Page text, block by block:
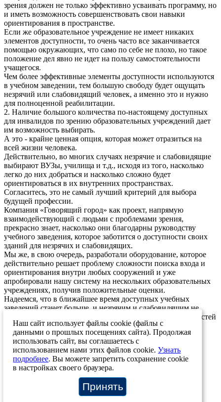
зрения должен не только эффективно усваивать программу, но
и иметь возможность совершенствовать свои навыки
ориентирования в пространстве.
Если же образовательное учреждение не имеет никаких
элементов доступности, то очень часто все заканчивается
помощью окружающих, что само по себе не плохо, но такое
положение дел явно не идет на пользу самостоятельности
учащегося.
Чем более эффективные элементы доступности используются
в учебном заведении, тем большую свободу будет ощущать
незрячий или слабовидящий человек, а именно это и нужно
для полноценной реабилитации.
2. Наличие большого количества по-настоящему доступных
для инвалидов по зрению образовательных учреждений дает
им возможность выбирать.
А это - крайне ценная опция, которая может отразиться на
всей жизни человека.
Действительно, во многих случаях незрячие и слабовидящие
выбирают ВУЗы, училища и т.д., исходя из того, насколько
легко до них добраться и насколько сложно будет
ориентироваться в их внутренних пространствах.
Согласитесь, это не самый лучший критерий для выбора
будущей профессии.
Компания «Говорящий город» как проект, напрямую
взаимодействующий с людьми с проблемами зрения,
прекрасно знает, насколько они благодарны руководству
учебного заведения, которое заботится о доступности своих
зданий для незрячих и слабовидящих.
Мы же, в свою очередь, разработали оборудование, которое
действительно решает проблему сложности поиска входа и
ориентирования внутри любых сооружений и уже
апробировали нашу систему на нескольких образовательных
учреждениях, получив положительные оценки.
Надеемся, что в ближайшее время доступных учебных
заведений станет больше, и незрячим и слабовидящим не
придется выбирать училище или ВУЗ, исходя из особенностей
архитектуры их корпусов.
15.11.2021
Возврат к списку
Наш сайт использует файлы cookie (файлы с
данными о прошлых посещениях сайта). Продолжая
использовать сайт, вы соглашаетесь с
использованием нами этих файлов cookie.Узнать
подробнее. Вы можете запретить сохранение cookie
в настройках своего браузера.
Принять
+7 (812) 244-46-72
Отзывы Карта объектов
О компании